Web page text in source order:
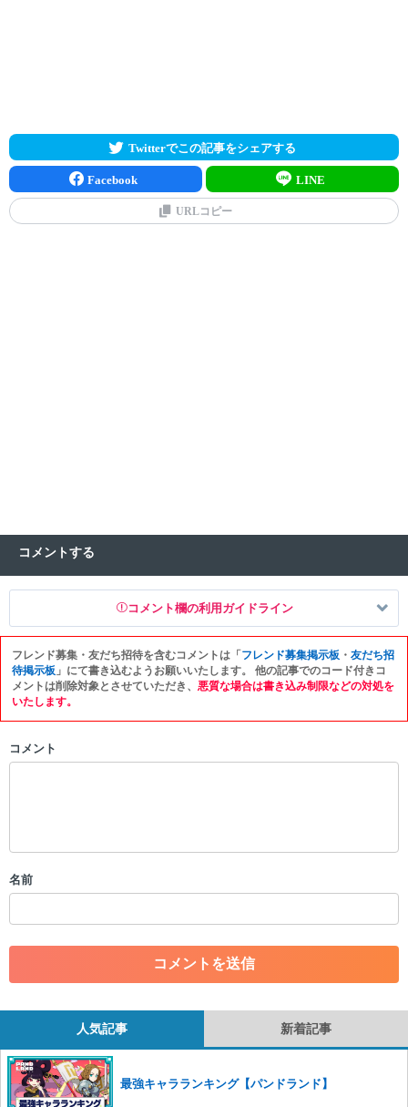
Twitterでこの記事をシェアする
Facebook LINE
URLコピー
コメントする
コメント欄の利用ガイドライン
以下の書き込みを禁止とし、場合によってはコメント削除や書き込み制
限を行う可能性がございます。 あらかじめご了承ください。
・誰かになりすます行為
コメントの削除を申請する ※投稿内容を確認後、順次対応さ
せていただきます。ご了承ください。
さい。
また、過度な利用規約の違反や、弊社に損害の及ぶ内容の書き込みがあ
った場合は、法的措置をとらせていただく場合もございますので、あら
かじめご理解くださいませ。
フレンド募集・友だち招待を含むコメントは「 フレンド募集掲示板 ・ 友だち招
待掲示板 」にて書き込むようお願いいたします。 他の記事でのコード付きコ
メントは削除対象とさせていただき、 悪質な場合は書き込み制限などの対処を
いたします。
コメント
名前
人気記事 新着記事
最強キャラランキング【パンドランド】